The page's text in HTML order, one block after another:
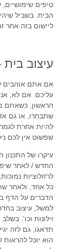
טיפים שימושיים,
הבית. בשביל
ליישום בזה אחר
עיצוב בית
אם אתם אוהבים
עליכם. אם לא,
הראשון, כשאתם
שתבחרו, או גם
להיות אחרת
שפשוט אין לכם
עיקרו של התכנון
החדש / לאחר
לרזולוציות
כל אחד, ולאחר
הדברים על הדף
למשל, עיצוב
וילונות וכו'.
תדאגו, גם לזה
הוא יוכל